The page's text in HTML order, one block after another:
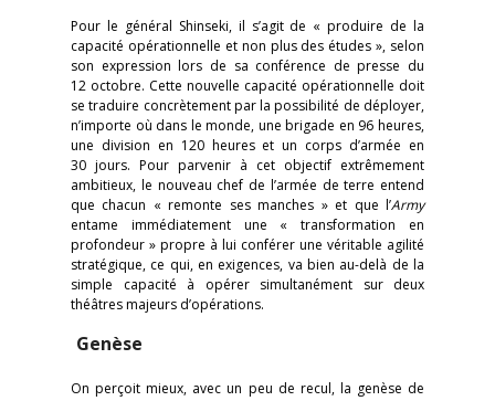
Pour le général Shinseki, il s’agit de « produire de la
capacité opérationnelle et non plus des études », selon
son expression lors de sa conférence de presse du
12 octobre. Cette nouvelle capacité opérationnelle doit
se traduire concrètement par la possibilité de déployer,
n’importe où dans le monde, une brigade en 96 heures,
une division en 120 heures et un corps d’armée en
30 jours. Pour parvenir à cet objectif extrêmement
ambitieux, le nouveau chef de l’armée de terre entend
que chacun « remonte ses manches » et que l’Army
entame immédiatement une « transformation en
profondeur » propre à lui conférer une véritable agilité
stratégique, ce qui, en exigences, va bien au-delà de la
simple capacité à opérer simultanément sur deux
théâtres majeurs d’opérations.
Genèse
On perçoit mieux, avec un peu de recul, la genèse de